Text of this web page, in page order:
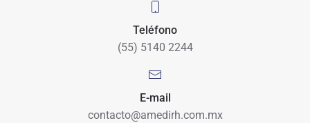
Teléfono
(55) 5140 2244
E-mail
contacto@amedirh.com.mx